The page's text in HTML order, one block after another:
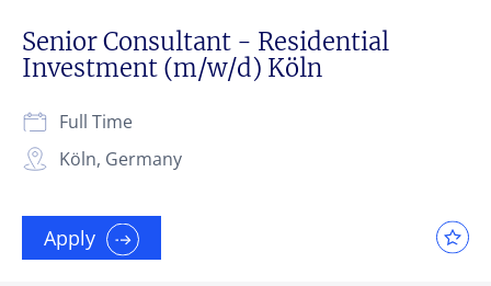
Senior Consultant - Residential
Investment (m/w/d) Köln
Köln, Germany
Full Time
Apply